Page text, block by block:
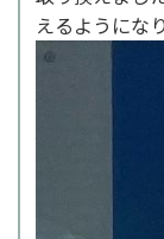
えるようにな